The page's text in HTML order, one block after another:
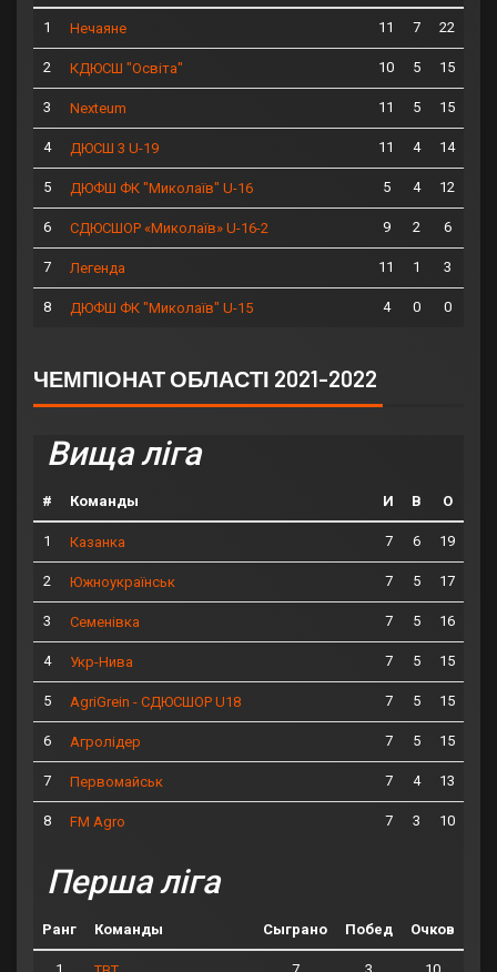
1 Нечаяне 11 7 22
2 КДЮСШ "Освіта" 10 5 15
3 Nexteum 11 5 15
4 ДЮСШ 3 U-19 11 4 14
5 ДЮФШ ФК "Миколаїв" U-16 5 4 12
6 СДЮСШОР «Миколаїв» U-16-2 9 2 6
7 Легенда 11 1 3
8 ДЮФШ ФК "Миколаїв" U-15 4 0 0
ЧЕМПІОНАТ ОБЛАСТІ 2021-2022
Вища ліга
# Команды И В О
1 Казанка 7 6 19
2 Южноукраїнськ 7 5 17
3 Семенівка 7 5 16
4 Укр-Нива 7 5 15
5 AgriGrein - СДЮСШОР U18 7 5 15
6 Агролідер 7 5 15
7 Первомайськ 7 4 13
8 FM Agro 7 3 10
Перша ліга
Ранг Команды Сыграно Побед Очков